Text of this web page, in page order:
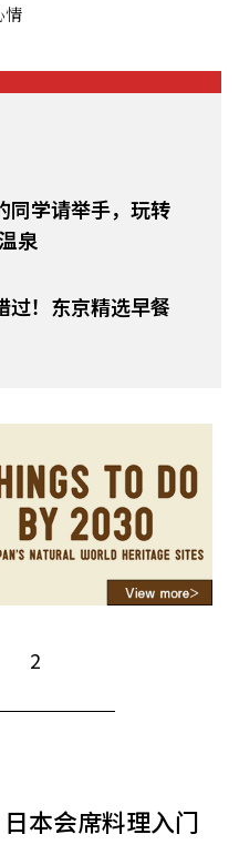
同学请举手，玩转
泉
过！东京精选早餐
2
本会席料理入门